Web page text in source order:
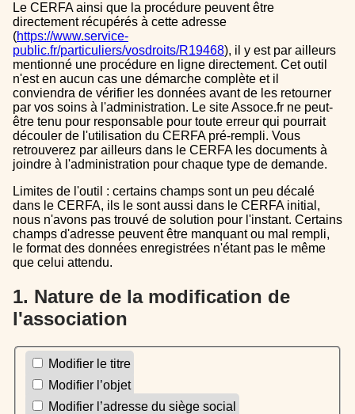
Le CERFA ainsi que la procédure peuvent être
directement récupérés à cette adresse
(https://www.service-
public.fr/particuliers/vosdroits/R19468), il y est par ailleurs
mentionné une procédure en ligne directement. Cet outil
n'est en aucun cas une démarche complète et il
conviendra de vérifier les données avant de les retourner
par vos soins à l'administration. Le site Assoce.fr ne peut-
être tenu pour responsable pour toute erreur qui pourrait
découler de l'utilisation du CERFA pré-rempli. Vous
retrouverez par ailleurs dans le CERFA les documents à
joindre à l'administration pour chaque type de demande.
Limites de l'outil : certains champs sont un peu décalé
dans le CERFA, ils le sont aussi dans le CERFA initial,
nous n'avons pas trouvé de solution pour l'instant. Certains
champs d'adresse peuvent être manquant ou mal rempli,
le format des données enregistrées n'étant pas le même
que celui attendu.
1. Nature de la modification de
l'association
Modifier le titre
Modifier l’objet
Modifier l’adresse du siège social